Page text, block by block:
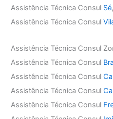
Assistência Técnica Consul Sé,
Assistência Técnica Consul
Assistência Técnica Consul
Assistência Técnica Consul
Assistência Técnica Consul
Assistência Técnica Consul
Assistência Técnica Consul